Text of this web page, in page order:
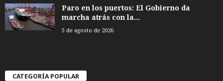
Paro en los puertos: El Gobierno da
marcha atrás con la...
5 de agosto de 2026
CATEGORÍA POPULAR